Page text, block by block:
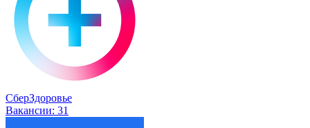
СберЗдоровье
Вакансии: 31